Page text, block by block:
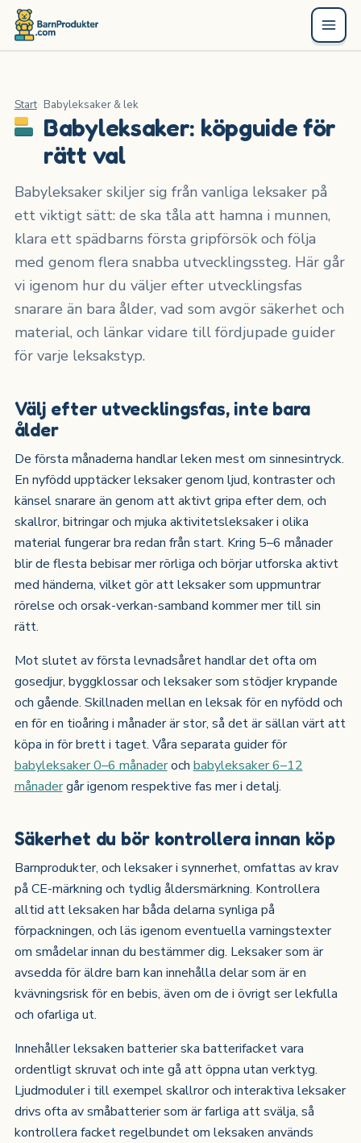
Start Babyleksaker & lek
Babyleksaker: köpguide för
rätt val
Babyleksaker skiljer sig från vanliga leksaker på
ett viktigt sätt: de ska tåla att hamna i munnen,
klara ett spädbarns första gripförsök och följa
med genom flera snabba utvecklingssteg. Här går
vi igenom hur du väljer efter utvecklingsfas
snarare än bara ålder, vad som avgör säkerhet och
material, och länkar vidare till fördjupade guider
för varje leksakstyp.
Välj efter utvecklingsfas, inte bara
ålder
De första månaderna handlar leken mest om sinnesintryck.
En nyfödd upptäcker leksaker genom ljud, kontraster och
känsel snarare än genom att aktivt gripa efter dem, och
skallror, bitringar och mjuka aktivitetsleksaker i olika
material fungerar bra redan från start. Kring 5–6 månader
blir de flesta bebisar mer rörliga och börjar utforska aktivt
med händerna, vilket gör att leksaker som uppmuntrar
rörelse och orsak-verkan-samband kommer mer till sin
rätt.
Mot slutet av första levnadsåret handlar det ofta om
gosedjur, byggklossar och leksaker som stödjer krypande
och gående. Skillnaden mellan en leksak för en nyfödd och
en för en tioåring i månader är stor, så det är sällan värt att
köpa in för brett i taget. Våra separata guider för
babyleksaker 0–6 månaderochbabyleksaker 6–12
månadergår igenom respektive fas mer i detalj.
Säkerhet du bör kontrollera innan köp
Barnprodukter, och leksaker i synnerhet, omfattas av krav
på CE-märkning och tydlig åldersmärkning. Kontrollera
alltid att leksaken har båda delarna synliga på
förpackningen, och läs igenom eventuella varningstexter
om smådelar innan du bestämmer dig. Leksaker som är
avsedda för äldre barn kan innehålla delar som är en
kvävningsrisk för en bebis, även om de i övrigt ser lekfulla
och ofarliga ut.
Innehåller leksaken batterier ska batterifacket vara
ordentligt skruvat och inte gå att öppna utan verktyg.
Ljudmoduler i till exempel skallror och interaktiva leksaker
drivs ofta av småbatterier som är farliga att svälja, så
kontrollera facket regelbundet om leksaken används